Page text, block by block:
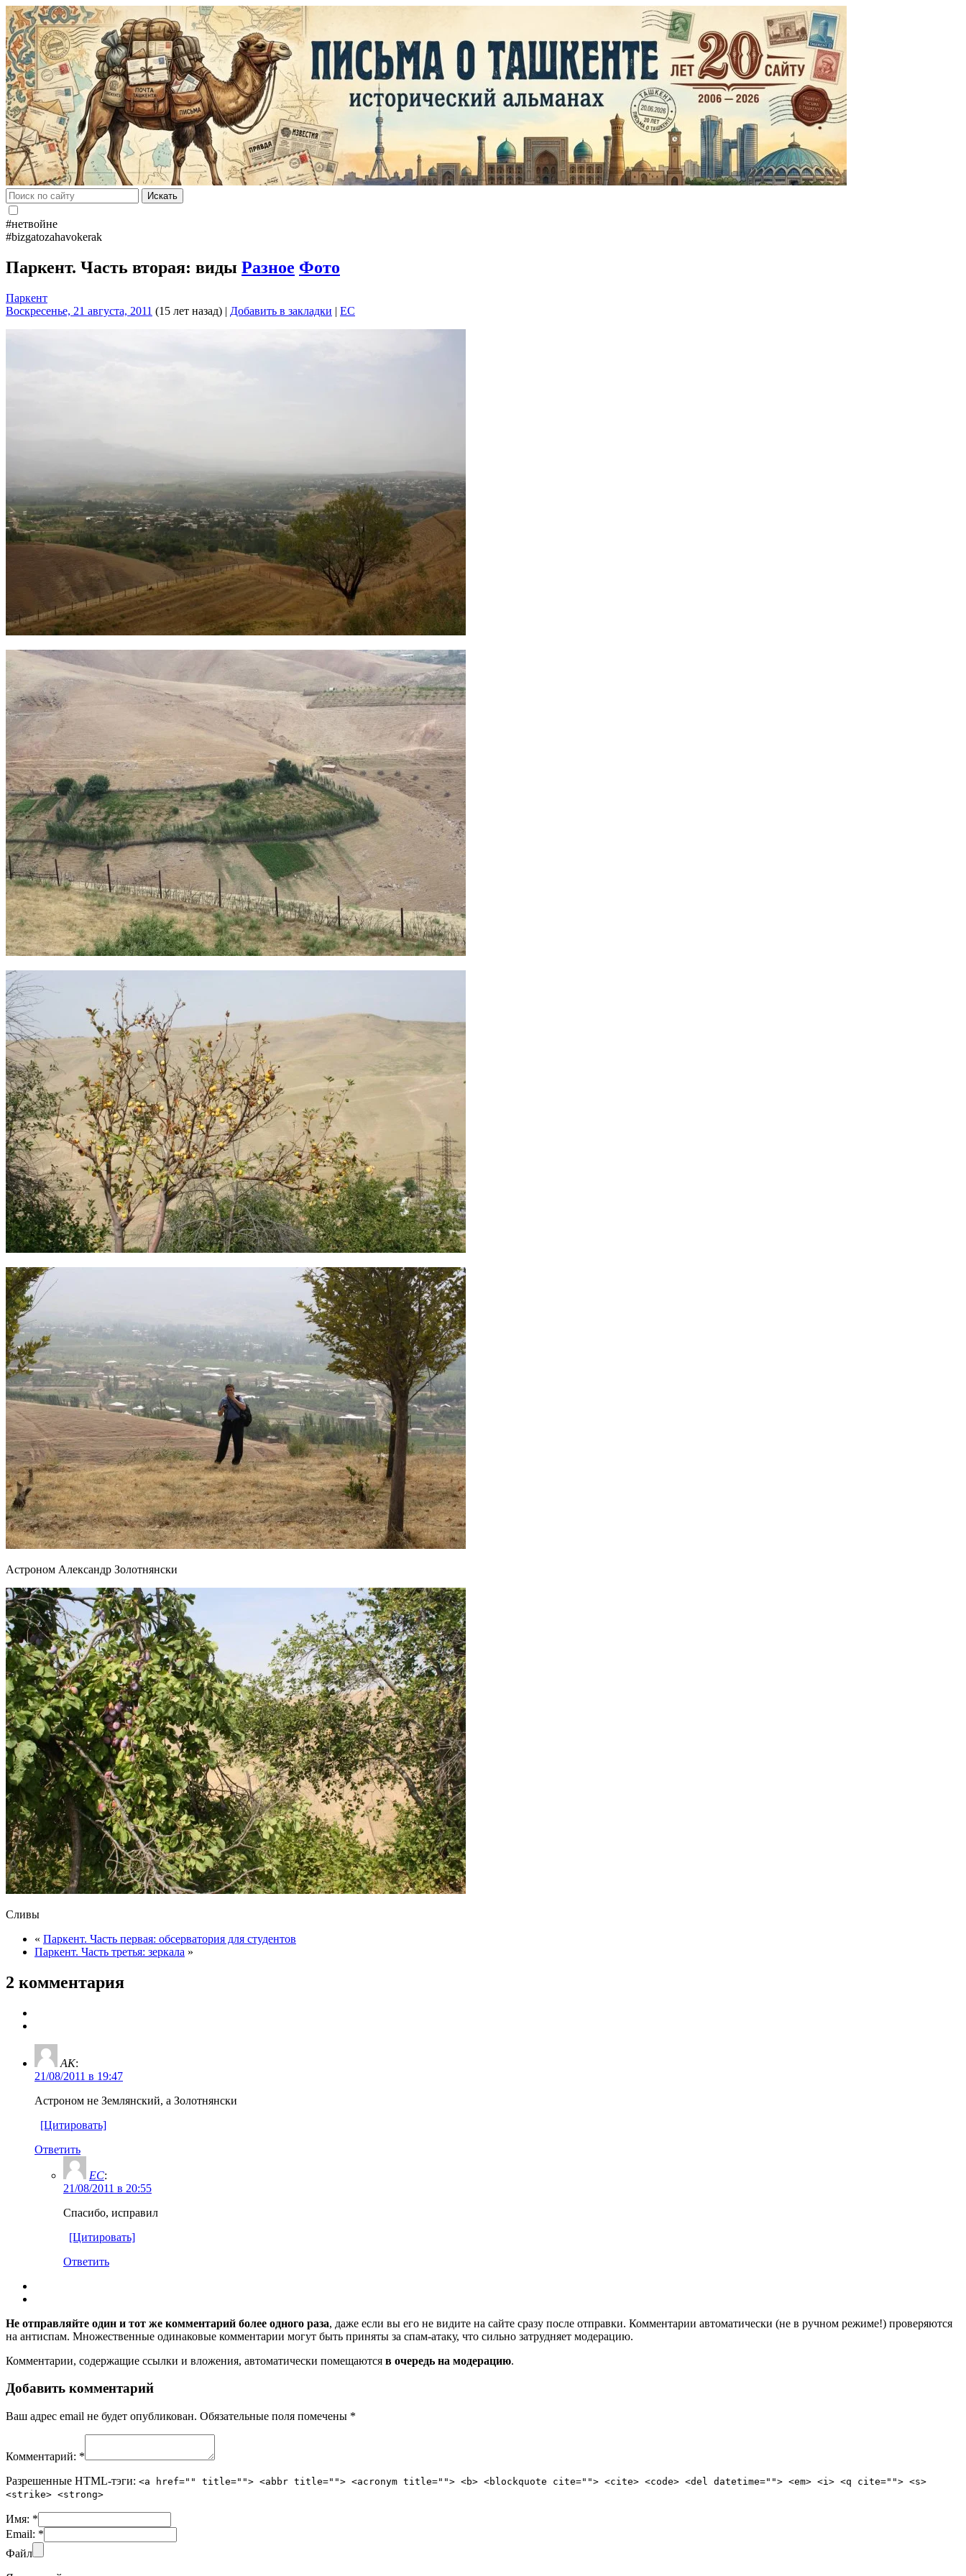
Искать
#нетвойне
#bizgatozahavokerak
Паркент. Часть вторая: виды Разное Фото
Паркент
Воскресенье, 21 августа, 2011 (15 лет назад) | Добавить в закладки | EC
Астроном Александр Золотнянски
Сливы
« Паркент. Часть первая: обсерватория для студентов
Паркент. Часть третья: зеркала »
2 комментария
AK:
21/08/2011 в 19:47
Астроном не Землянский, а Золотнянски
[Цитировать]
Ответить
ЕС:
21/08/2011 в 20:55
Спасибо, исправил
[Цитировать]
Ответить
Не отправляйте один и тот же комментарий более одного раза, даже если вы его не видите на сайте сразу после отправки. Комментарии автоматически (не в ручном режиме!) проверяются
на антиспам. Множественные одинаковые комментарии могут быть приняты за спам-атаку, что сильно затрудняет модерацию.
Комментарии, содержащие ссылки и вложения, автоматически помещаются в очередь на модерацию.
Добавить комментарий
Ваш адрес email не будет опубликован. Обязательные поля помечены *
Комментарий: *
Разрешенные HTML-тэги: <a href="" title=""> <abbr title=""> <acronym title=""> <b> <blockquote cite=""> <cite> <code> <del datetime=""> <em> <i> <q cite=""> <s>
<strike> <strong>
Имя: *
Email: *
Файл